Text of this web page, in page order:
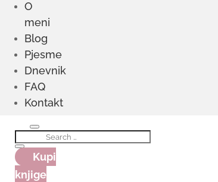
O
meni
Blog
Pjesme
Dnevnik
FAQ
Kontakt
Kupi
knjige